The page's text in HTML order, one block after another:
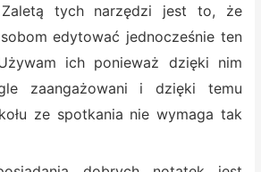
Zaletą tych narzędzi jest to, że
edytować jednocześnie ten
ich ponieważ dzięki nim
zaangażowani i dzięki temu
ze spotkania nie wymaga tak